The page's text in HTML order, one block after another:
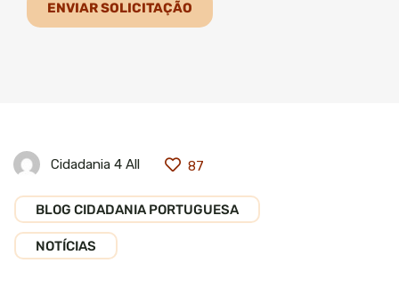
Cidadania 4 All 87
BLOG CIDADANIA PORTUGUESA
NOTÍCIAS